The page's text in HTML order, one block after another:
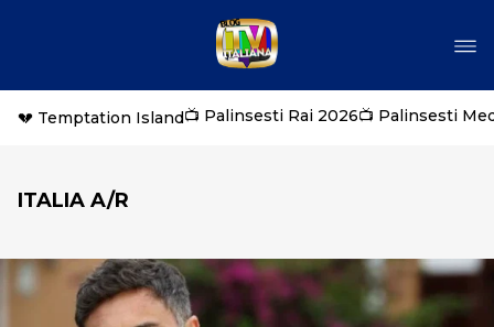
💔 Temptation Island📺 Palinsesti Rai 2026📺 Palinsesti
ITALIA A/R